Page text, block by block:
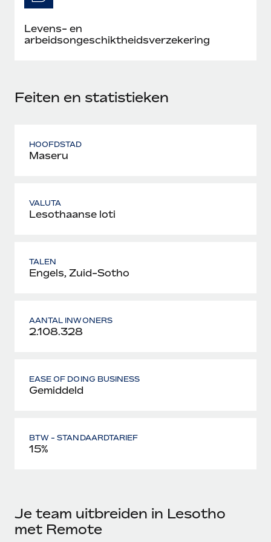
Levens- en
arbeidsongeschiktheidsverzekering
Feiten en statistieken
HOOFDSTAD
Maseru
VALUTA
Lesothaanse loti
TALEN
Engels, Zuid-Sotho
AANTAL INWONERS
2.108.328
EASE OF DOING BUSINESS
Gemiddeld
BTW - STANDAARDTARIEF
15%
Je team uitbreiden in Lesotho
met Remote